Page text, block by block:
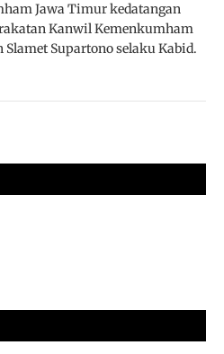
Jawa Timur kedatangan
Kanwil Kemenkumham
Supartono selaku Kabid.